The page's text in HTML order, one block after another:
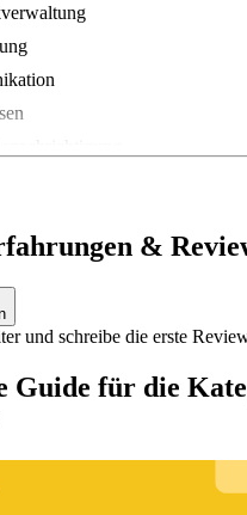
&
und schreibe die erste
Guide für die